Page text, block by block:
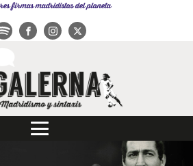
firmas madridistas del planeta